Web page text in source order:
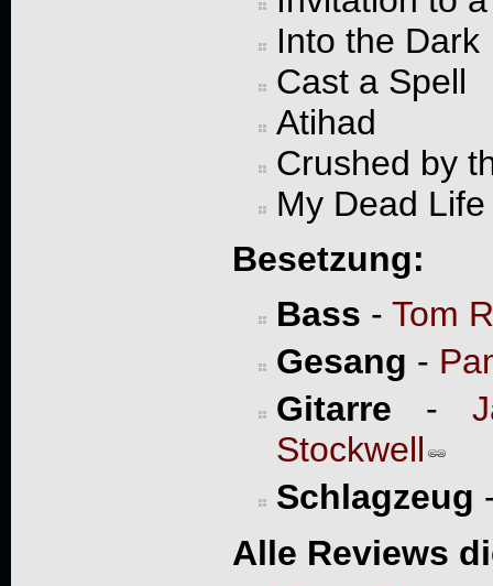
Into the Dark
Cast a Spell
Atihad
Crushed by
My Dead Life
Besetzung:
Bass - Tom
Gesang -
Gitarre -
Stockwell
Schlagzeug
Alle Reviews